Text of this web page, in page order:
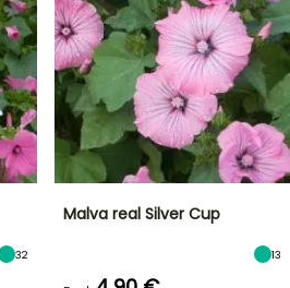
32
Malva real Silver Cup
13